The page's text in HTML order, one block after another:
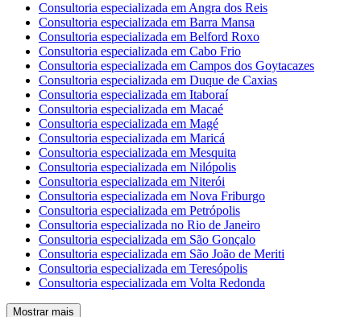
Consultoria especializada em Angra dos Reis
Consultoria especializada em Barra Mansa
Consultoria especializada em Belford Roxo
Consultoria especializada em Cabo Frio
Consultoria especializada em Campos dos Goytacazes
Consultoria especializada em Duque de Caxias
Consultoria especializada em Itaboraí
Consultoria especializada em Macaé
Consultoria especializada em Magé
Consultoria especializada em Maricá
Consultoria especializada em Mesquita
Consultoria especializada em Nilópolis
Consultoria especializada em Niterói
Consultoria especializada em Nova Friburgo
Consultoria especializada em Petrópolis
Consultoria especializada no Rio de Janeiro
Consultoria especializada em São Gonçalo
Consultoria especializada em São João de Meriti
Consultoria especializada em Teresópolis
Consultoria especializada em Volta Redonda
Mostrar mais